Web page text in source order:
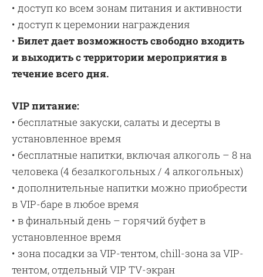
• доступ ко всем зонам питания и активности
• доступ к церемонии награждения
• Билет дает возможность свободно входить
и выходить с территории мероприятия в
течение всего дня.
VIPпитание:
• бесплатные закуски, салаты и десерты в
установленное время
• бесплатные напитки, включая алкоголь – 8 на
человека (4 безалкогольных / 4 алкогольных)
• дополнительные напитки можно приобрести
в VIP-баре в любое время
• в финальный день – горячий буфет в
установленное время
• зона посадки за VIP-тентом, chill-зона за VIP-
тентом, отдельный VIP TV-экран